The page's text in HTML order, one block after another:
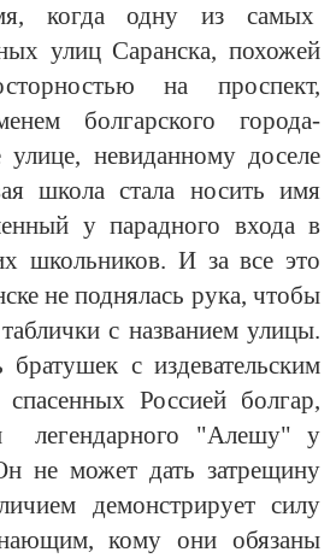
когда одну из самых
улиц Саранска, похожей
на проспект,
болгарского города-
невиданному доселе
школа стала носить имя
у парадного входа в
школьников. И за все это
не поднялась рука, чтобы
с названием улицы.
с издевательским
Россией болгар,
легендарного "Алешу" у
не может дать затрещину
демонстрирует силу
кому они обязаны